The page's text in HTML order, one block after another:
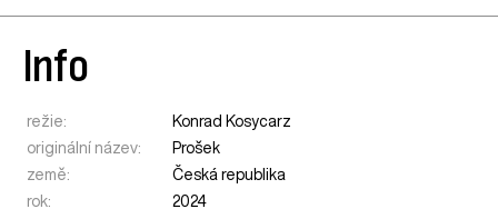
Info
režie:
Konrad Kosycarz
originální název:
Prošek
země:
Česká republika
rok:
2024